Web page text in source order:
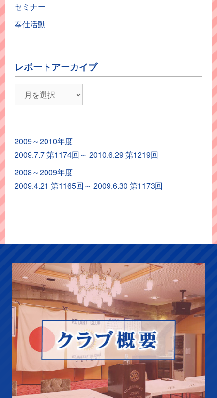
セミナー
奉仕活動
レポートアーカイブ
ポ
ア
ー
カ
イ
2009～2010年度
2009.7.7 第1174回～ 2010.6.29 第1219回
2008～2009年度
2009.4.21 第1165回～ 2009.6.30 第1173回